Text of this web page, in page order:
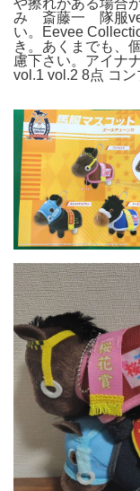
み 斎藤一 隊服
い。Eevee
き。あくまでも、
慮下さい。アイナ
vol.1 vol.2 8点 コン